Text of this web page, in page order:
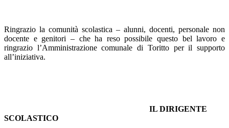
Ringrazio la comunità scolastica – alunni, docenti, personale non
docente e genitori – che ha reso possibile questo bel lavoro e
ringrazio l’Amministrazione comunale di Toritto per il supporto
all’iniziativa.
IL DIRIGENTE
SCOLASTICO